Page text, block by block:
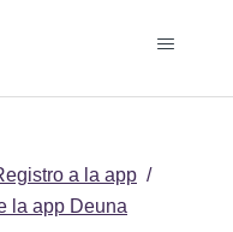
a la app
la app Deuna